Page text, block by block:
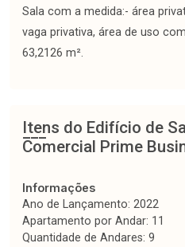
Sala com a medida:- área
vaga privativa, área de uso
63,2126 m².
Itens do Edifício de
Comercial Prime
Informações
Ano de Lançamento: 2022
Apartamento por Andar: 11
Quantidade de Andares: 9